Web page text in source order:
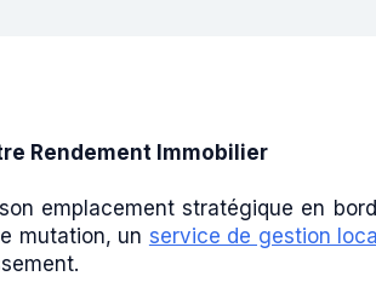
Rendement Immobilier
emplacement stratégique en
mutation, un service de gestion